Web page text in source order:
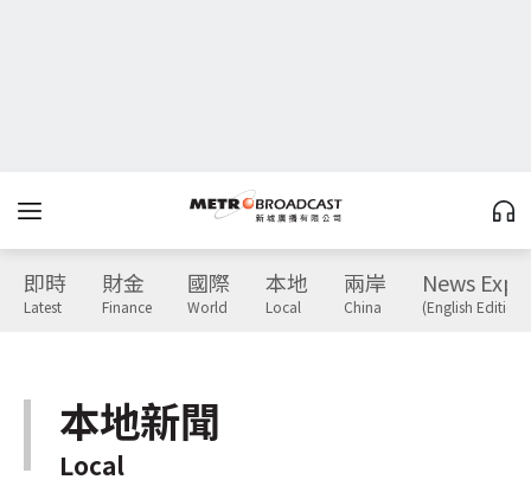
即時
Latest
財金
Finance
國際
World
本地
Local
兩岸
China
News
(English Edition)
本地新聞
Local